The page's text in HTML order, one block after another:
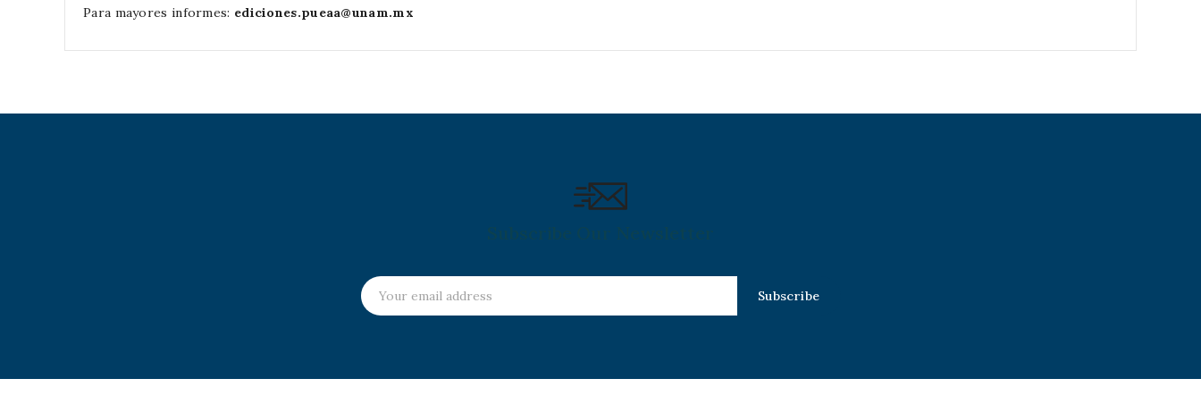
Para mayores informes: ediciones.pueaa@unam.mx